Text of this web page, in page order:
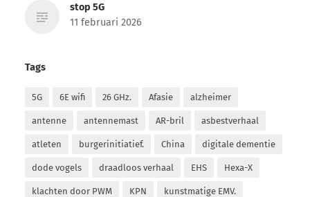
stop 5G
11 februari 2026
Tags
5G 6E wifi 26 GHz. Afasie alzheimer
antenne antennemast AR-bril asbestverhaal
atleten burgerinitiatief. China digitale dementie
dode vogels draadloos verhaal EHS Hexa-X
klachten door PWM KPN kunstmatige EMV.